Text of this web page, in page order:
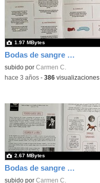
Bodas de sangre L. Labanda
subido por Carmen C.
1.97 MBytes
-hace 3 años- 386visualizaciones
Bodas de sangre D. Labanda
subido por Carmen C.
2.67 MBytes